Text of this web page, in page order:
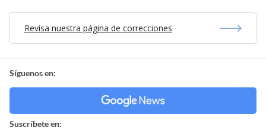
Revisa nuestra página de correcciones
Síguenos en:
Suscríbete en: